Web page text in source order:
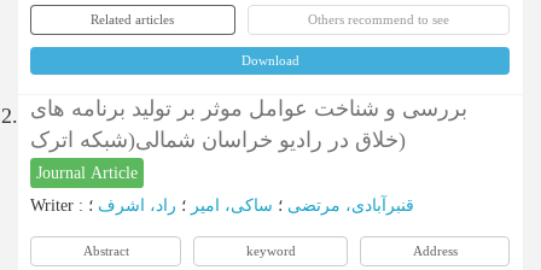
Related articles Others recommend to see
Download
2. بررسی و شناخت عوامل موثر بر تولید برنامه های
خلاق در رادیو خراسان شمالی(شبکه اترک)
Journal Article
Writer : قنبرآبادی، مرتضی ؛ ساکی، امیر ؛ راد، اشرف ؛
Abstract keyword Address